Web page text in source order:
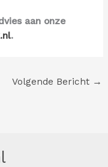
aan onze
.
Volgende Bericht →